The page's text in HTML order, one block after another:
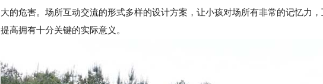
大的危害。场所互动交流的形式多样的设计方案，让小孩对场所有非常的记忆力
提高拥有十分关键的实际意义。